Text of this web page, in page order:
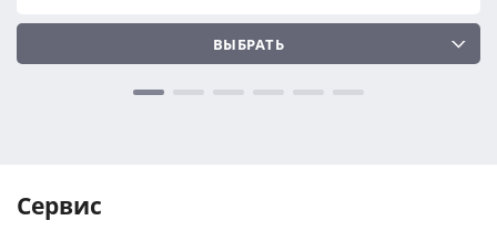
ВЫБРАТЬ
Сервис